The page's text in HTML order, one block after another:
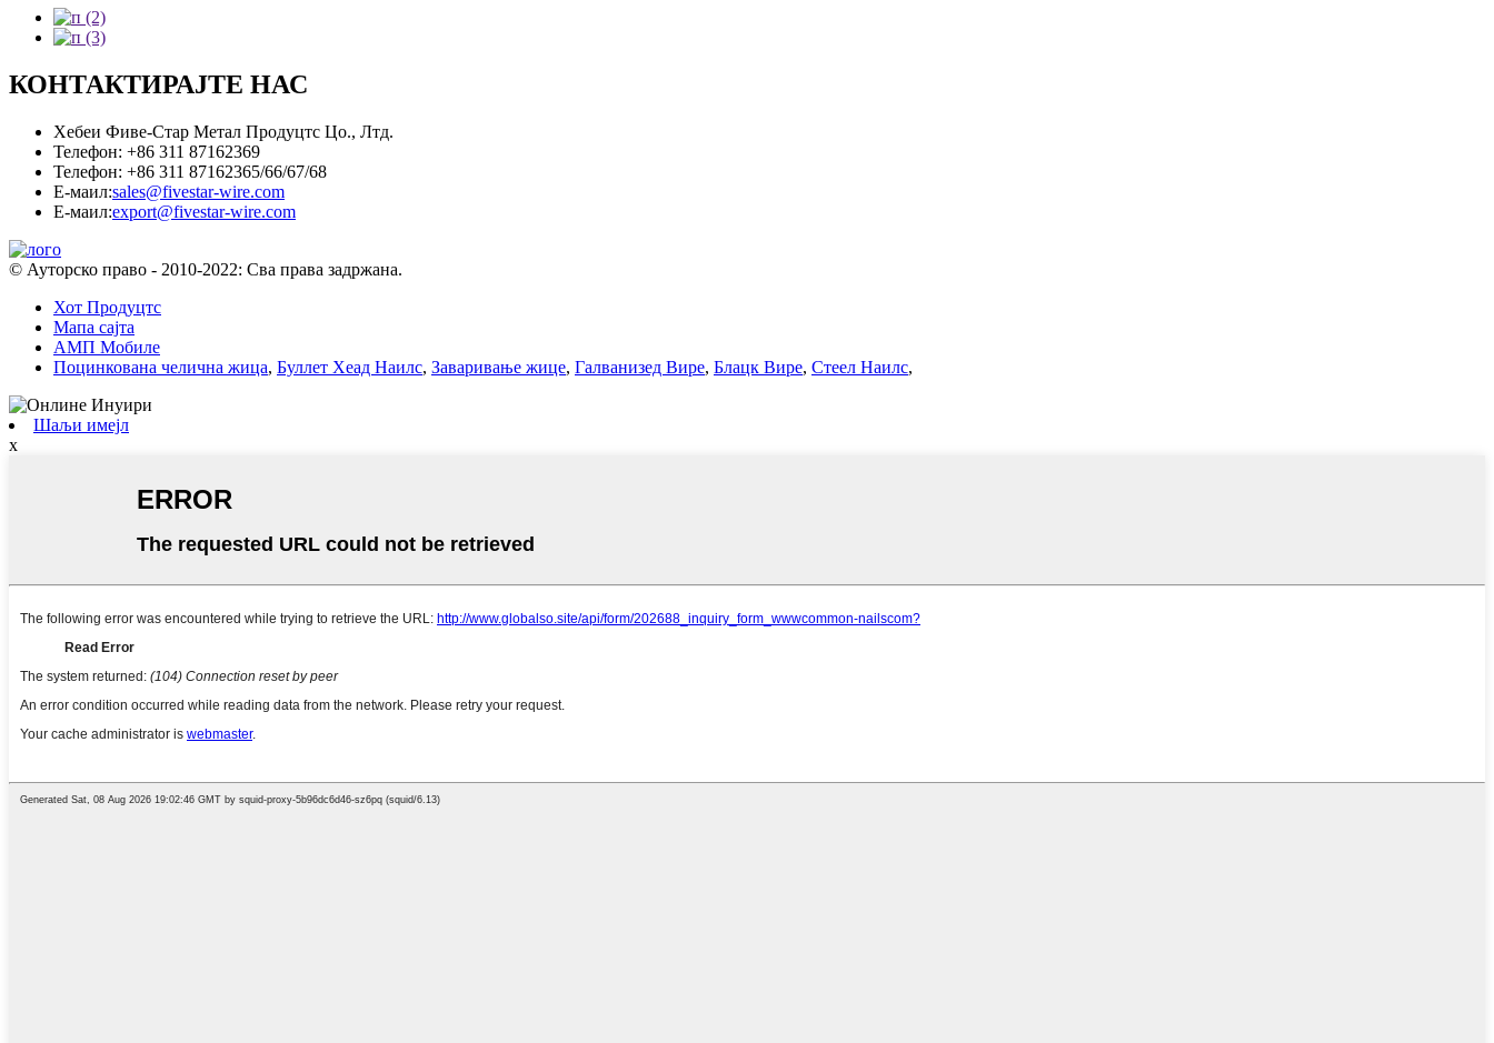
КОНТАКТИРАЈТЕ НАС
Хебеи Фиве-Стар Метал Продуцтс Цо., Лтд.
Телефон: +86 311 87162369
Телефон: +86 311 87162365/66/67/68
Е-маил:sales@fivestar-wire.com
Е-маил:export@fivestar-wire.com
© Ауторско право - 2010-2022: Сва права задржана.
Хот Продуцтс
Мапа сајта
АМП Мобиле
Поцинкована челична жица, Буллет Хеад Наилс, Заваривање жице, Галванизед Вире, Блацк Вире, Стеел Наилс,
Шаљи имејл
x